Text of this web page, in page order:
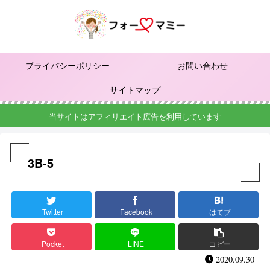
プライバシーポリシー
お問い合わせ
サイトマップ
当サイトはアフィリエイト広告を利用しています
3B-5
Twitter Facebook はてブ
Pocket LINE コピー
2020.09.30